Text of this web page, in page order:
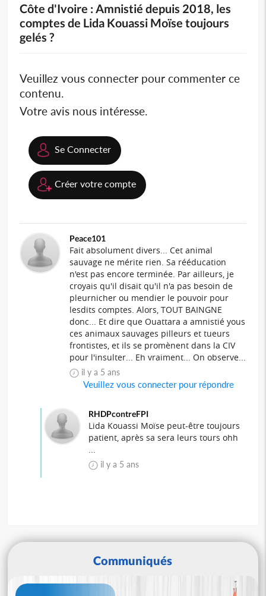
Côte d'Ivoire : Amnistié depuis 2018, les
comptes de Lida Kouassi Moïse toujours
gelés ?
Veuillez vous connecter pour commenter ce
contenu.
Votre avis nous intéresse.
Se Connecter
Créer votre compte
Peace101
Fait absolument divers... Cet animal
sauvage ne mérite rien. Sa rééducation
n'est pas encore terminée. Par ailleurs, je
croyais qu'il disait qu'il n'a pas besoin de
pleurnicher ou mendier le pouvoir pour
lesdits comptes. Alors, TOUT BAINGNE
donc... Et dire que Ouattara a amnistié yous
ces animaux sauvages pilleurs et tueurs
frontistes, et ils se promènent dans la CIV
pour l'insulter... Eh vraiment... On observe...
il y a 5 ans
Veuillez vous connecter pour répondre
RHDPcontreFPI
Lida Kouassi Moïse peut-être toujours
patient, après sa sera leurs tours ohh
...
il y a 5 ans
Communiqués